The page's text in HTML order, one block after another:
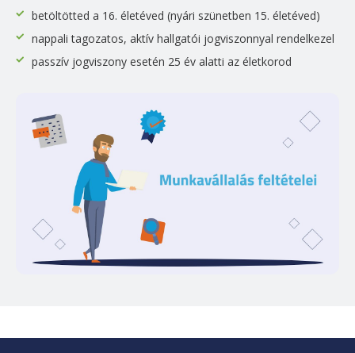
betöltötted a 16. életéved (nyári szünetben 15. életéved)
nappali tagozatos, aktív hallgatói jogviszonnyal rendelkezel
passzív jogviszony esetén 25 év alatti az életkorod